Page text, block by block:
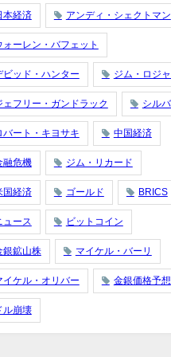
本経済 アンディ・シェクトマン
ォーレン・バフェット
ビッド・ハンター ジム・ロジ
ェフリー・ガンドラック シル
バート・キヨサキ 中国経済
融危機 ジム・リカード
国経済 ゴールド BRICS
ュース ビットコイン
銀鉱山株 マイケル・バーリ
イケル・オリバー 金銀価格予想
ル崩壊